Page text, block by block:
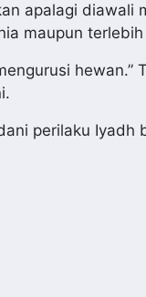
apalagi diawali
maupun
hewan.”
perilaku Iyadh